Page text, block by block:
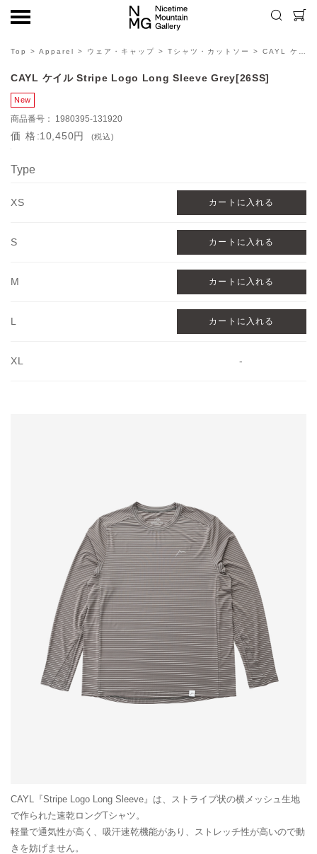
Top > Apparel > ウェア・キャップ > Tシャツ・カットソー > CAYL ケイル Stripe Logo Long Sleeve Grey[26SS]
CAYL ケイル Stripe Logo Long Sleeve Grey[26SS]
1980395-131920
価格10,450円 (税込)
Type
XS
S
M
L
XL -
CAYL『Stripe Logo Long Sleeve』は、ストライプ状の横メッシュ生地
で作られた速乾ロングTシャツ。
軽量で通気性が高く、吸汗速乾機能があり、ストレッチ性が高いので動
きを妨げません。